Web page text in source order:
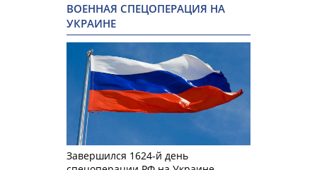
ВОЕННАЯ СПЕЦОПЕРАЦИЯ НА
УКРАИНЕ
Завершился 1624-й день